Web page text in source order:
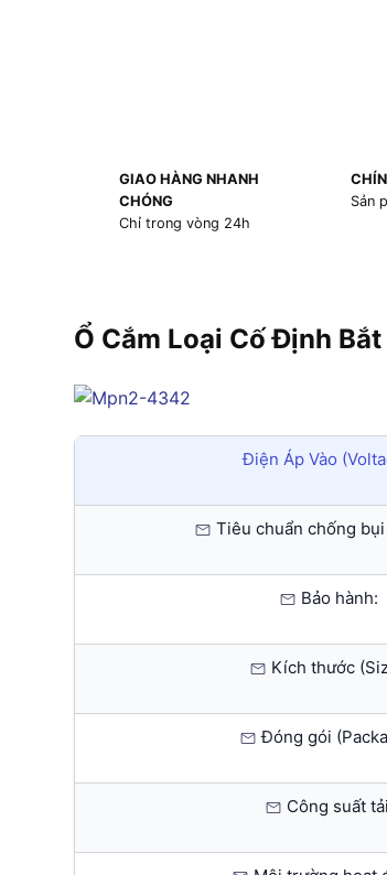
GIAO HÀNG NHANH
CHÓNG
Chỉ trong vòng 24h
Sản
Ổ Cắm Loại Cố Định
Điện Áp Vào
Tiêu chuẩn chống
Bảo hành:
Kích thước
Đóng gói
Công suất